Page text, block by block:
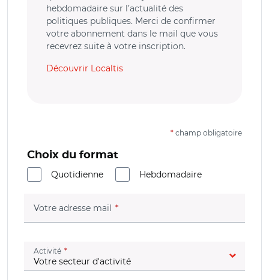
hebdomadaire sur l’actualité des
politiques publiques. Merci de confirmer
votre abonnement dans le mail que vous
recevrez suite à votre inscription.
Découvrir Localtis
* champ obligatoire
Choix du format
Quotidienne
Hebdomadaire
Votre adresse mail (champ obligatoire)
Activité (champ obligatoire)